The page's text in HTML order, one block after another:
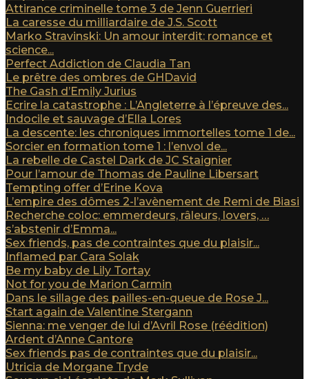
Attirance criminelle tome 3 de Jenn Guerrieri
La caresse du milliardaire de J.S. Scott
Marko Stravinski: Un amour interdit: romance et
science...
Perfect Addiction de Claudia Tan
Le prêtre des ombres de GHDavid
The Gash d’Emily Jurius
Ecrire la catastrophe : L’Angleterre à l’épreuve des...
Indocile et sauvage d’Ella Lores
La descente: les chroniques immortelles tome 1 de...
Sorcier en formation tome 1 : l’envol de...
La rebelle de Castel Dark de JC Staignier
Pour l’amour de Thomas de Pauline Libersart
Tempting offer d’Erine Kova
L’empire des dômes 2-l’avènement de Remi de Biasi
Recherche coloc: emmerdeurs, râleurs, lovers, …
s’abstenir d’Emma...
Sex friends, pas de contraintes que du plaisir...
Inflamed par Cara Solak
Be my baby de Lily Tortay
Not for you de Marion Carmin
Dans le sillage des pailles-en-queue de Rose J...
Start again de Valentine Stergann
Sienna: me venger de lui d’Avril Rose (réédition)
Ardent d’Anne Cantore
Sex friends pas de contraintes que du plaisir...
Utricia de Morgane Tryde